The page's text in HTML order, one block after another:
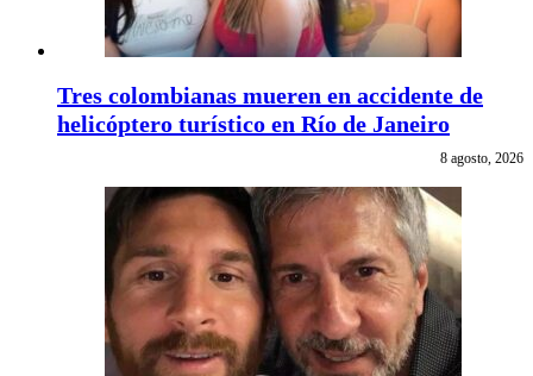
Tres colombianas mueren en accidente de
helicóptero turístico en Río de Janeiro
8 agosto, 2026